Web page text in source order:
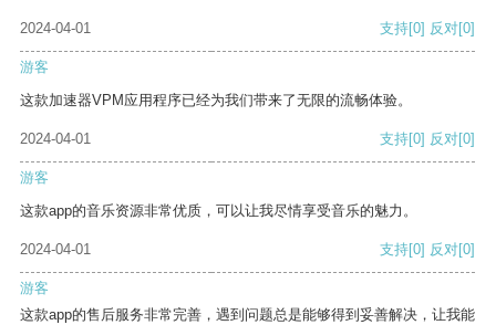
2024-04-01 支持[0] 反对[0]
游客
这款加速器VPM应用程序已经为我们带来了无限的流畅体验。
2024-04-01 支持[0] 反对[0]
游客
这款app的音乐资源非常优质，可以让我尽情享受音乐的魅力。
2024-04-01 支持[0] 反对[0]
游客
这款app的售后服务非常完善，遇到问题总是能够得到妥善解决，让我能